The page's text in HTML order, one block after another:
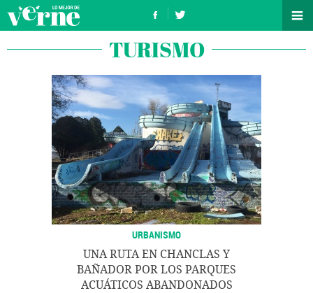
TURISMO
URBANISMO
UNA RUTA EN CHANCLAS Y
BAÑADOR POR LOS PARQUES
ACUÁTICOS ABANDONADOS